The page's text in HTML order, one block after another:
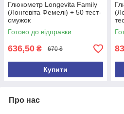
Глюкометр Longevita Family
(Лонгевіта Фемелі) + 50 тест-
смужок
Готово до відправки
636,50 ₴ 670 ₴
Купити
Про нас